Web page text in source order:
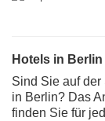
Hotels in Berlin
Sind Sie auf
in Berlin? Das
finden Sie für